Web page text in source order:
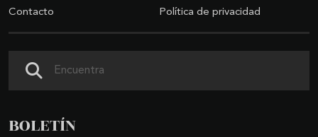
Contacto Política de privacidad
BOLETÍN